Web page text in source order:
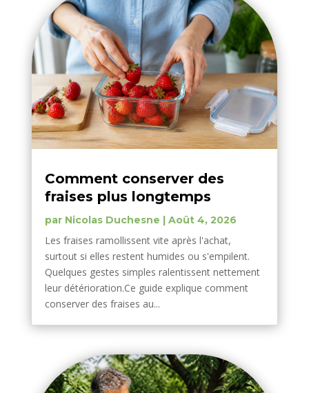
Comment conserver des
fraises plus longtemps
par Nicolas Duchesne | Août 4, 2026
Les fraises ramollissent vite après l'achat,
surtout si elles restent humides ou s'empilent.
Quelques gestes simples ralentissent nettement
leur détérioration.Ce guide explique comment
conserver des fraises au...